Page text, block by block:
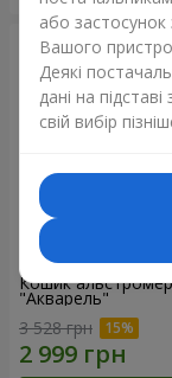
Кошик
"Акварель"
3 528 грн
або застосунок
Вашого
Деякі
дані на
свій вибір